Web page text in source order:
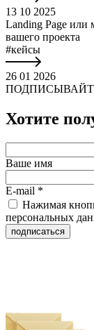
13 10 2025
Landing Page или
вашего проекта
#кейсы
26 01 2026
Хотите
Ваше имя
E-mail *
Нажимая
персональных
подписаться